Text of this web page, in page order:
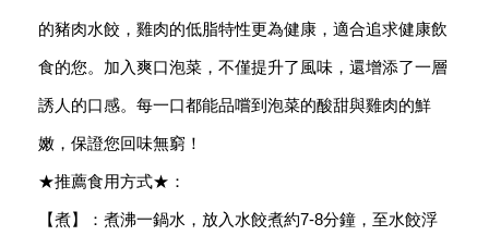
的豬肉水餃，雞肉的低脂特性更為健康，適合追求健康飲
食的您。加入爽口泡菜，不僅提升了風味，還增添了一層
誘人的口感。每一口都能品嚐到泡菜的酸甜與雞肉的鮮
嫩，保證您回味無窮！
★推薦食用方式★：
【煮】：煮沸一鍋水，放入水餃煮約7-8分鐘，至水餃浮